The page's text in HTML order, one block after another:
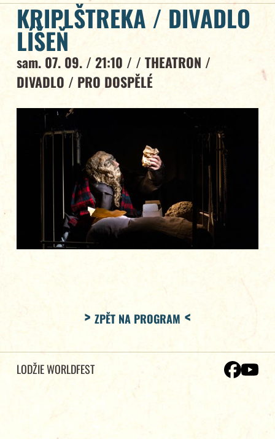
KRIPLŠTREKA / DIVADLO
LÍŠEŇ
sam. 07. 09. / 21:10 / / THEATRON /
DIVADLO / PRO DOSPĚLÉ
ZPĚT NA PROGRAM
LODŽIE WORLDFEST